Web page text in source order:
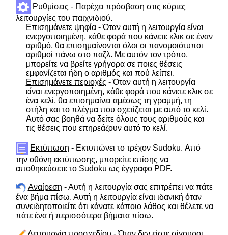
Ρυθμίσεις - Παρέχει πρόσβαση στις κύριες
λειτουργίες του παιχνιδιού.
Επισημάνετε ψηφία- Όταν αυτή η λειτουργία είναι
ενεργοποιημένη, κάθε φορά που κάνετε κλικ σε έναν
αριθμό, θα επισημαίνονται όλοι οι πανομοιότυποι
αριθμοί πάνω στο παζλ. Με αυτόν τον τρόπο,
μπορείτε να βρείτε γρήγορα σε ποιες θέσεις
εμφανίζεται ήδη ο αριθμός και πού λείπει.
Επισημάνετε περιοχές - Όταν αυτή η λειτουργία
είναι ενεργοποιημένη, κάθε φορά που κάνετε κλικ σε
ένα κελί, θα επισημαίνει αμέσως τη γραμμή, τη
στήλη και το πλέγμα που σχετίζεται με αυτό το κελί.
Αυτό σας βοηθά να δείτε όλους τους αριθμούς και
τις θέσεις που επηρεάζουν αυτό το κελί.
Εκτύπωση - Εκτυπώνει το τρέχον Sudoku. Από
την οθόνη εκτύπωσης, μπορείτε επίσης να
αποθηκεύσετε το Sudoku ως έγγραφο PDF.
Αναίρεση - Αυτή η λειτουργία σας επιτρέπει να πάτε
ένα βήμα πίσω. Αυτή η λειτουργία είναι ιδανική όταν
συνειδητοποιείτε ότι κάνατε κάποιο λάθος και θέλετε να
πάτε ένα ή περισσότερα βήματα πίσω.